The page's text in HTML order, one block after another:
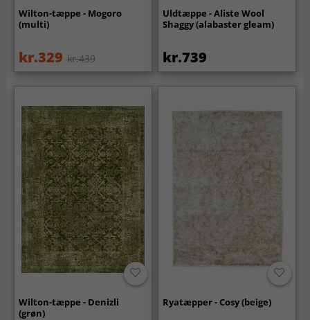
Wilton-tæppe - Mogoro
(multi)
kr.329 kr.439
Uldtæppe - Aliste Wool
Shaggy (alabaster gleam)
kr.739
Wilton-tæppe - Denizli
(grøn)
Ryatæpper - Cosy (beige)